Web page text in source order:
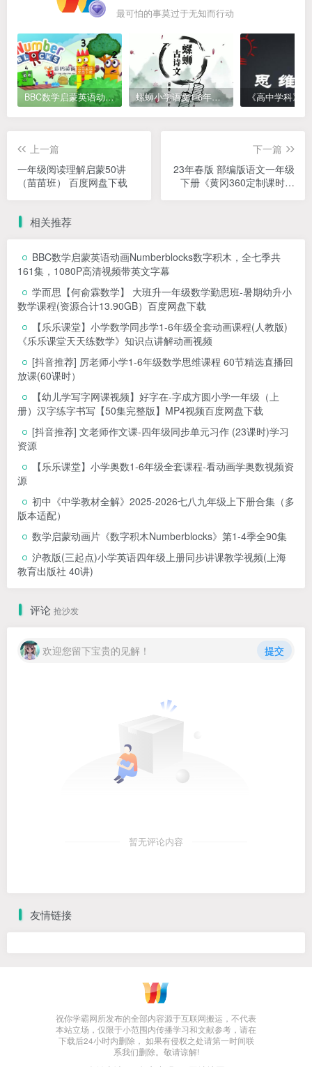
最可怕的事莫过于无知而行动
BBC数学启蒙英语动画Numberblocks数字积木，全七季共161集，1080P高清视频带英文字幕 螺蛳小学语文1-6年级《小学古诗文》课程视频
上一篇
一年级阅读理解启蒙50讲
（苗苗班） 百度网盘下载
下一篇
23年春版 部编版语文一年级
下册《黄冈360定制课时》
相关推荐
BBC数学启蒙英语动画Numberblocks数字积木，全七季共
161集，1080P高清视频带英文字幕
学而思【何俞霖数学】 大班升一年级数学勤思班-暑期幼升小
数学课程(资源合计13.90GB）百度网盘下载
【乐乐课堂】小学数学同步学1-6年级全套动画课程(人教版)
《乐乐课堂天天练数学》知识点讲解动画视频
[抖音推荐] 厉老师小学1-6年级数学思维课程 60节精选直播回
放课(60课时）
【幼儿学写字网课视频】好字在-字成方圆小学一年级（上
册）汉字练字书写【50集完整版】MP4视频百度网盘下载
[抖音推荐] 文老师作文课-四年级同步单元习作 (23课时)学习
资源
【乐乐课堂】小学奥数1-6年级全套课程-看动画学奥数视频资
源
初中《中学教材全解》2025-2026七八九年级上下册合集（多
版本适配）
数学启蒙动画片《数字积木Numberblocks》第1-4季全90集
沪教版(三起点)小学英语四年级上册同步讲课教学视频(上海
教育出版社 40讲)
评论 抢沙发
欢迎您留下宝贵的见解！ 提交
暂无评论内容
友情链接
祝你学霸网所发布的全部内容源于互联网搬运，不代表
本站立场，仅限于小范围内传播学习和文献参考，请在
下载后24小时内删除， 如果有侵权之处请第一时间联
系我们删除。敬请谅解!